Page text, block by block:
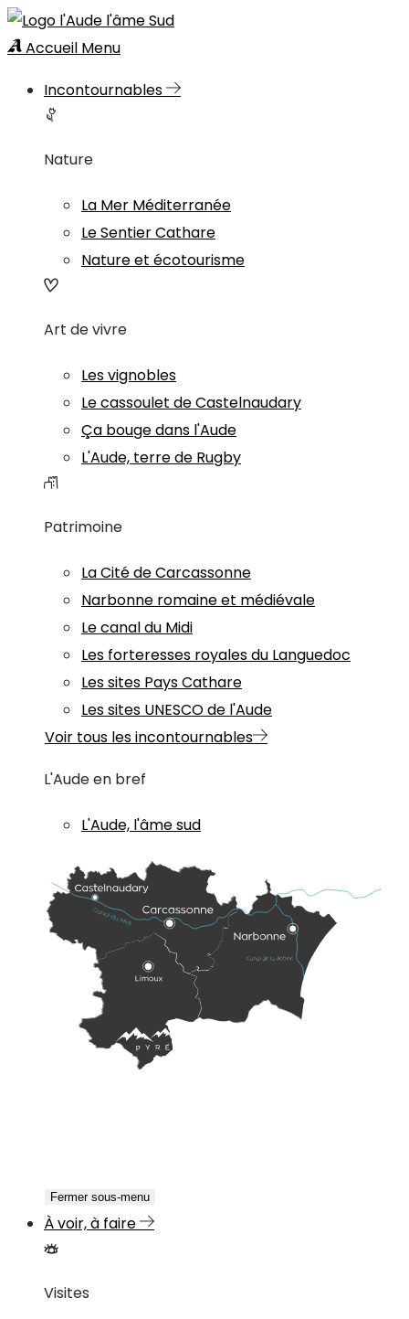
Accueil Menu
Incontournables
Nature
La Mer Méditerranée
Le Sentier Cathare
Nature et écotourisme
Art de vivre
Les vignobles
Le cassoulet de Castelnaudary
Ça bouge dans l'Aude
L'Aude, terre de Rugby
Patrimoine
La Cité de Carcassonne
Narbonne romaine et médiévale
Le canal du Midi
Les forteresses royales du Languedoc
Les sites Pays Cathare
Les sites UNESCO de l'Aude
Voir tous les incontournables
L'Aude en bref
L'Aude, l'âme sud
Fermer sous-menu
À voir, à faire
Visites